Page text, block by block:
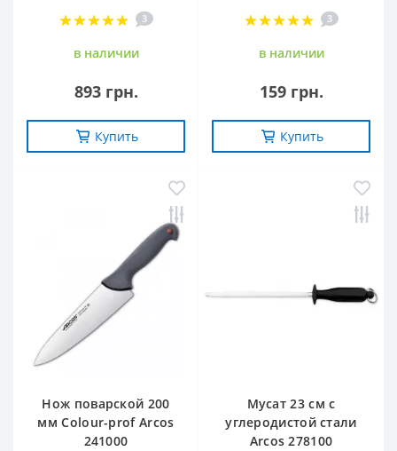
3
в наличии
893 грн.
Купить
3
в наличии
159 грн.
Купить
Нож поварской 200
мм Сolour-prof Arcos
241000
Мусат 23 см с
углеродистой стали
Arcos 278100